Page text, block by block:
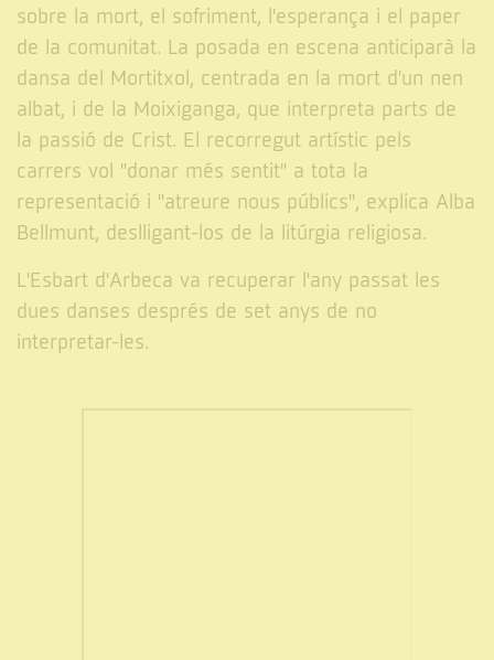
sobre la mort, el sofriment, l'esperança i el paper
de la comunitat. La posada en escena anticiparà la
dansa del Mortitxol, centrada en la mort d'un nen
albat, i de la Moixiganga, que interpreta parts de
la passió de Crist. El recorregut artístic pels
carrers vol "donar més sentit" a tota la
representació i "atreure nous públics", explica Alba
Bellmunt, deslligant-los de la litúrgia religiosa.
L'Esbart d'Arbeca va recuperar l'any passat les
dues danses després de set anys de no
interpretar-les.